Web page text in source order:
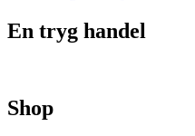
En tryg handel
Shop